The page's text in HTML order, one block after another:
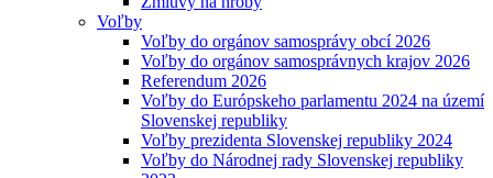
Voľby
Voľby do orgánov samosprávy obcí 2026
Voľby do orgánov samosprávnych krajov 2026
Referendum 2026
Voľby do Európskeho parlamentu 2024 na území
Slovenskej republiky
Voľby prezidenta Slovenskej republiky 2024
Voľby do Národnej rady Slovenskej republiky